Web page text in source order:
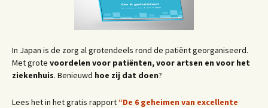
In Japan is de zorg al grotendeels rond de patiënt georganiseerd.
Met grote voordelen voor patiënten, voor artsen en voor het
ziekenhuis. Benieuwd hoe zij dat doen?
Lees het in het gratis rapport “De 6 geheimen van excellente